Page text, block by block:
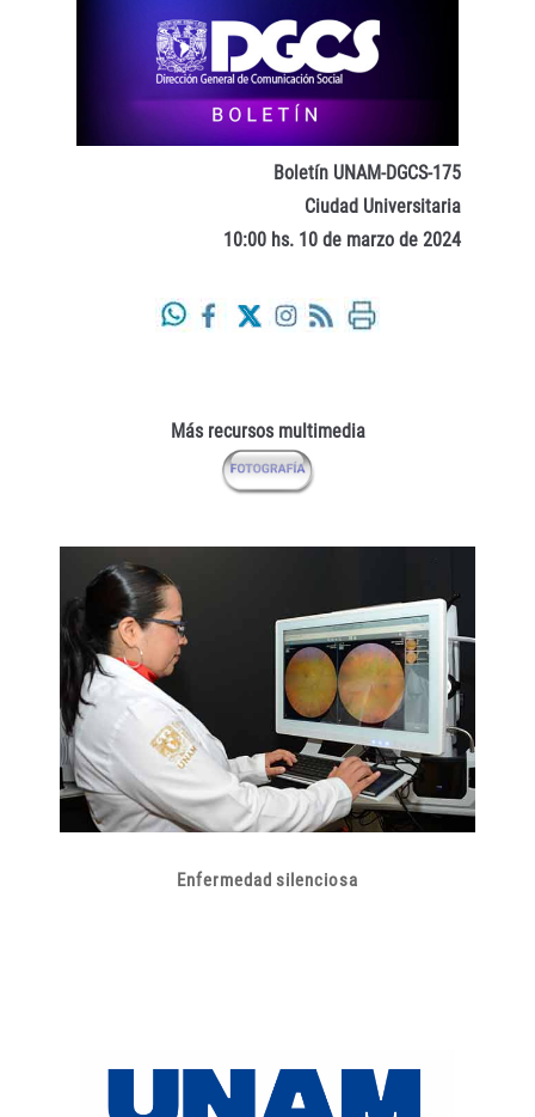
Boletín UNAM-DGCS-175
Ciudad Universitaria
10:00 hs. 10 de marzo de 2024
Más recursos multimedia
Enfermedad silenciosa